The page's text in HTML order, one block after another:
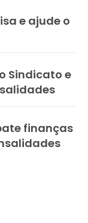
e ajude o
Sindicato e
finanças